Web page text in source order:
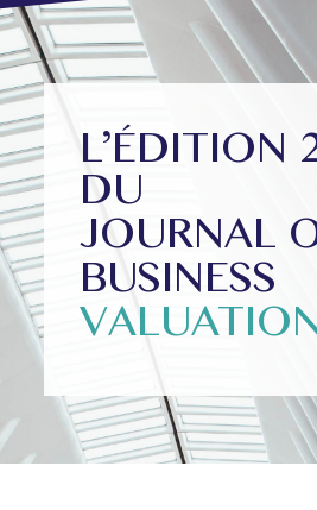
L’ÉDITION
DU
JOURNAL
BUSINESS